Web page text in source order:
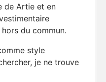
de Artie et en
du commun.
style
je ne trouve